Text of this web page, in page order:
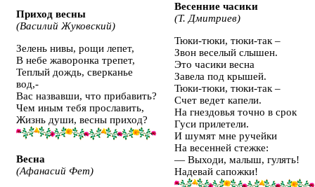
Приход весны
(Василий Жуковский)
Зелень нивы, рощи лепет,
В небе жаворонка трепет,
Теплый дождь, сверканье
вод,-
Вас назвавши, что прибавить?
Чем иным тебя прославить,
Жизнь души, весны приход?
Весна
(Афанасий Фет)
Весенние часики
(Т. Дмитриев)
Тюки-тюки, тюки-так –
Звон веселый слышен.
Это часики весна
Завела под крышей.
Тюки-тюки, тюки-так –
Счет ведет капели.
На гнездовья точно в срок
Гуси прилетели.
И шумят мне ручейки
На весенней стежке:
— Выходи, малыш, гулять!
Надевай сапожки!